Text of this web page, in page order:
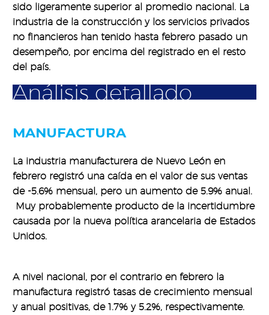
sido ligeramente superior al promedio nacional. La
industria de la construcción y los servicios privados
no financieros han tenido hasta febrero pasado un
desempeño, por encima del registrado en el resto
del país.
Análisis detallado
MANUFACTURA
La industria manufacturera de Nuevo León en
febrero registró una caída en el valor de sus ventas
de -5.6% mensual, pero un aumento de 5.9% anual.
Muy probablemente producto de la incertidumbre
causada por la nueva política arancelaria de Estados
Unidos.
A nivel nacional, por el contrario en febrero la
manufactura registró tasas de crecimiento mensual
y anual positivas, de 1.7% y 5.2%, respectivamente.